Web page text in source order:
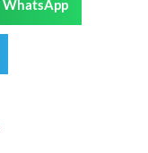
WhatsApp